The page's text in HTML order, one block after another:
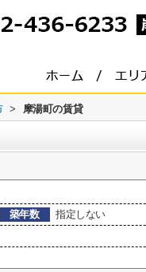
> 摩湯町の賃貸
築年数
指定しない